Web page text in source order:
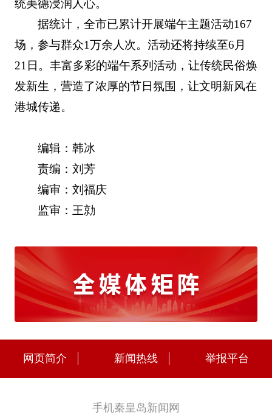
统美德浸润人心。
据统计，全市已累计开展端午主题活动167
场，参与群众1万余人次。活动还将持续至6月
21日。丰富多彩的端午系列活动，让传统民俗焕
发新生，营造了浓厚的节日氛围，让文明新风在
港城传递。
编辑：韩冰
责编：刘芳
编审：刘福庆
监审：王勍
网页简介 新闻热线 举报平台
手机秦皇岛新闻网